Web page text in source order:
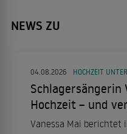
NEWS ZU
04.08.2026 HOCHZEIT
Schlagersängerin
Hochzeit – und
Vanessa Mai berichtet